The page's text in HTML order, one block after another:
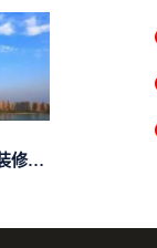
求购东区域房型不限装修不限